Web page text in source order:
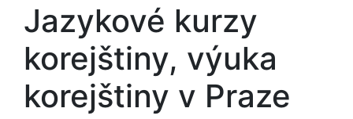
Jazykové kurzy
korejštiny, výuka
korejštiny v Praze